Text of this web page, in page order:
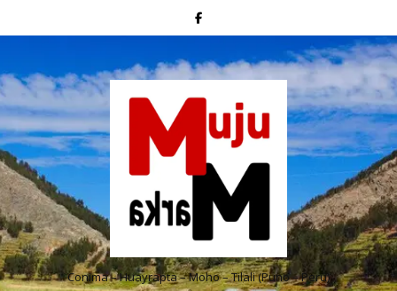
Conima – Huayrapta – Moho – Tilali (Puno – Perú)